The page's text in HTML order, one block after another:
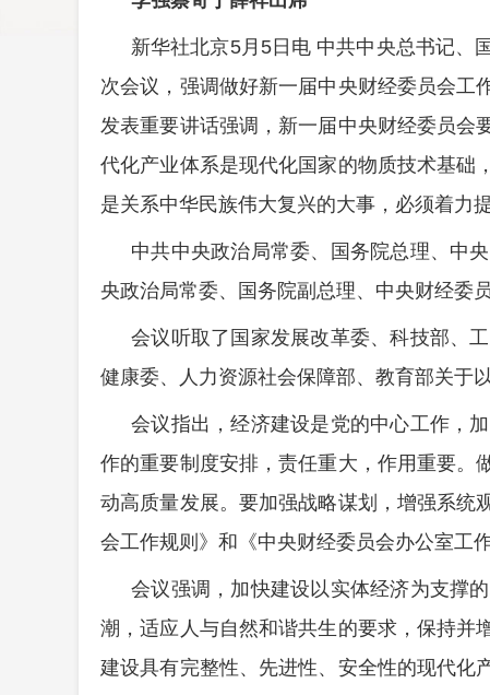
新华社北京5月5日电 中共中央总书记、
次会议，强调做好新一届中央财经委员会工
发表重要讲话强调，新一届中央财经委员会
代化产业体系是现代化国家的物质技术基础
是关系中华民族伟大复兴的大事，必须着力
中共中央政治局常委、国务院总理、中
央政治局常委、国务院副总理、中央财经委
会议听取了国家发展改革委、科技部、
健康委、人力资源社会保障部、教育部关于
会议指出，经济建设是党的中心工作，
作的重要制度安排，责任重大，作用重要。
动高质量发展。要加强战略谋划，增强系统
会工作规则》和《中央财经委员会办公室工作
会议强调，加快建设以实体经济为支撑
潮，适应人与自然和谐共生的要求，保持并
建设具有完整性、先进性、安全性的现代化